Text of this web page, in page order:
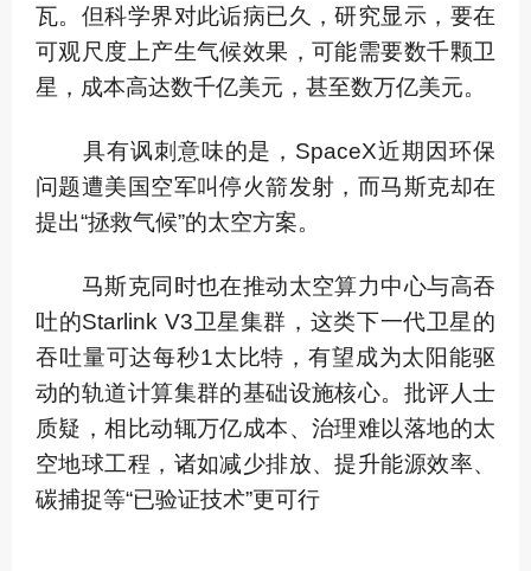
瓦。但科学界对此诟病已久，研究显示，要在
可观尺度上产生气候效果，可能需要数千颗卫
星，成本高达数千亿美元，甚至数万亿美元。
具有讽刺意味的是，SpaceX近期因环保
问题遭美国空军叫停火箭发射，而马斯克却在
提出“拯救气候”的太空方案。
马斯克同时也在推动太空算力中心与高吞
吐的Starlink V3卫星集群，这类下一代卫星的
吞吐量可达每秒1太比特，有望成为太阳能驱
动的轨道计算集群的基础设施核心。批评人士
质疑，相比动辄万亿成本、治理难以落地的太
空地球工程，诸如减少排放、提升能源效率、
碳捕捉等“已验证技术”更可行